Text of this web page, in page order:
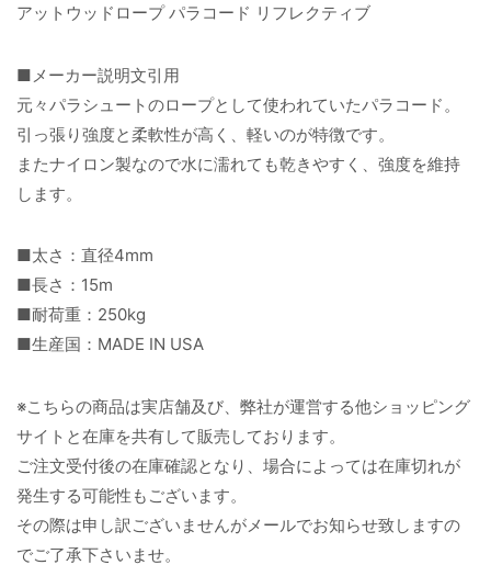
アットウッドロープ パラコード リフレクティブ
■メーカー説明文引用
元々パラシュートのロープとして使われていたパラコード。
引っ張り強度と柔軟性が高く、軽いのが特徴です。
またナイロン製なので水に濡れても乾きやすく、強度を維持
します。
■太さ：直径4mm
■長さ：15m
■耐荷重：250kg
■生産国：MADE IN USA
※こちらの商品は実店舗及び、弊社が運営する他ショッピング
サイトと在庫を共有して販売しております。
ご注文受付後の在庫確認となり、場合によっては在庫切れが
発生する可能性もございます。
その際は申し訳ございませんがメールでお知らせ致しますの
でご了承下さいませ。